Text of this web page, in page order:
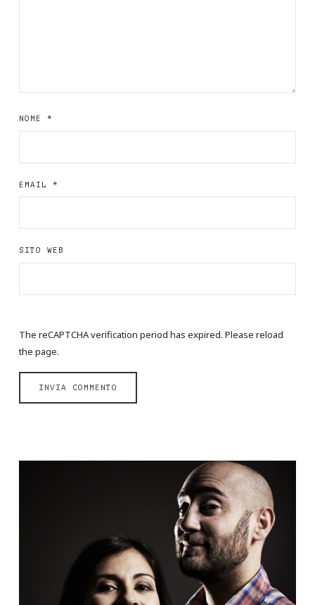
NOME *
EMAIL *
SITO WEB
The reCAPTCHA verification period has expired. Please reload
the page.